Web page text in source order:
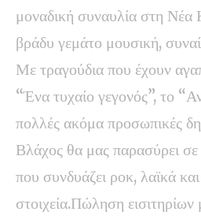
μοναδική συναυλία στη Νέα
βράδυ γεμάτο μουσική,
Με τραγούδια που έχουν
“Ένα τυχαίο γεγονός”, το
πολλές ακόμα προσωπικές
Βλάχος θα μας παρασύρει σε
που συνδυάζει ροκ, λαϊκά
στοιχεία.Πώληση